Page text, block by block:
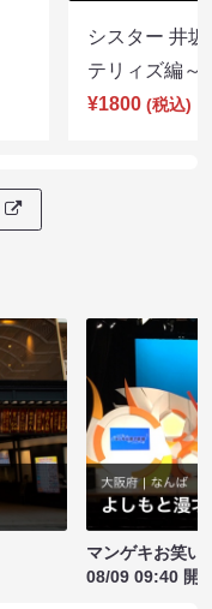
シスター 井
テリィズ編
¥1800 (税込)
マンゲキお笑い
08/09 09:40 開